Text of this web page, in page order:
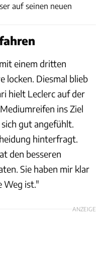
auf seinen neuen
einem dritten
locken. Diesmal blieb
hielt Leclerc auf der
ins Ziel
gut angefühlt.
hinterfragt.
den besseren
Sie haben mir klar
Weg ist."
ANZEIGE